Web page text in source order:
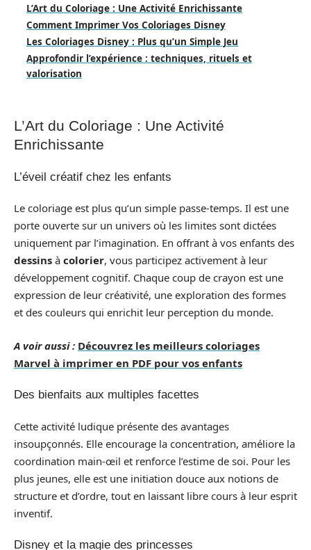
L’Art du Coloriage : Une Activité Enrichissante
Comment Imprimer Vos Coloriages Disney
Les Coloriages Disney : Plus qu’un Simple Jeu
Approfondir l’expérience : techniques, rituels et
valorisation
L’Art du Coloriage : Une Activité
Enrichissante
L’éveil créatif chez les enfants
Le coloriage est plus qu’un simple passe-temps. Il est une
porte ouverte sur un univers où les limites sont dictées
uniquement par l’imagination. En offrant à vos enfants des
dessins à colorier, vous participez activement à leur
développement cognitif. Chaque coup de crayon est une
expression de leur créativité, une exploration des formes
et des couleurs qui enrichit leur perception du monde.
A voir aussi : Découvrez les meilleurs coloriages
Marvel à imprimer en PDF pour vos enfants
Des bienfaits aux multiples facettes
Cette activité ludique présente des avantages
insoupçonnés. Elle encourage la concentration, améliore la
coordination main-œil et renforce l’estime de soi. Pour les
plus jeunes, elle est une initiation douce aux notions de
structure et d’ordre, tout en laissant libre cours à leur esprit
inventif.
Disney et la magie des princesses